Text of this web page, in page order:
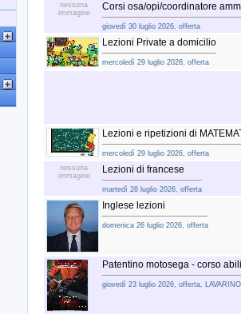
nessuna
immagine
Corsi osa/opi/coordinatore
giovedì 30 luglio 2026, offerta
Lezioni Private a domicilio
mercoledì 29 luglio 2026, offerta
Lezioni e ripetizioni di
mercoledì 29 luglio 2026, offerta
nessuna
immagine
Lezioni di francese
martedì 28 luglio 2026, offerta
Inglese lezioni
domenica 26 luglio 2026, offerta
Patentino motosega - corso
giovedì 23 luglio 2026, offerta,